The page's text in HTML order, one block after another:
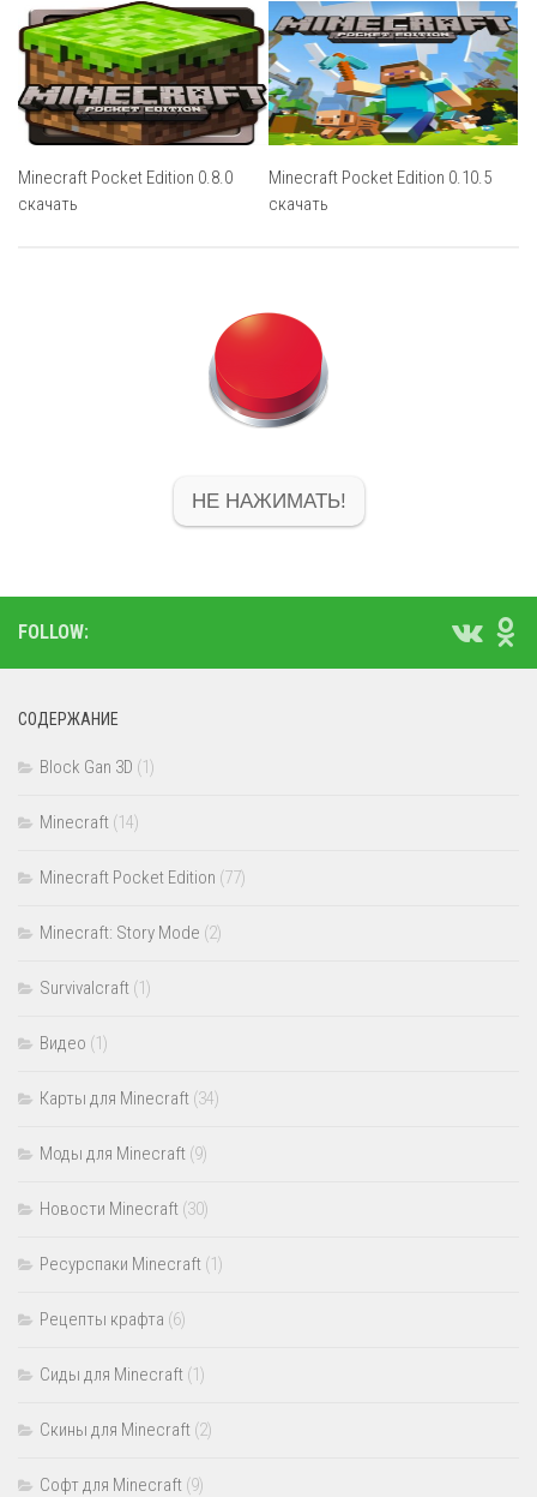
Minecraft Pocket Edition 0.8.0
скачать
Minecraft Pocket Edition 0.10.5
скачать
НЕ НАЖИМАТЬ!
FOLLOW:
СОДЕРЖАНИЕ
Block Gan 3D (1)
Minecraft (14)
Minecraft Pocket Edition (77)
Minecraft: Story Mode (2)
Survivalcraft (1)
Видео (1)
Карты для Minecraft (34)
Моды для Minecraft (9)
Новости Minecraft (30)
Ресурспаки Minecraft (1)
Рецепты крафта (6)
Сиды для Minecraft (1)
Скины для Minecraft (2)
Софт для Minecraft (9)